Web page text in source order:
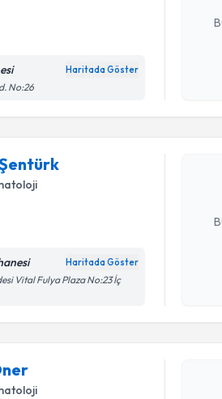
Haritada Göster
No:26
Haritada Göster
Vital Fulya Plaza No:23 İç
Op. Dr.
Size bu
Randevu
Doç. Dr.